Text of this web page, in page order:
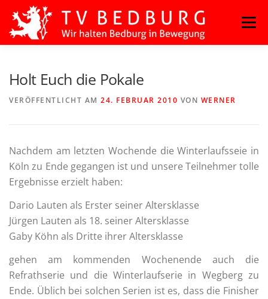
Zum
Inhalt
springen
Menü
LEICHTATHLETIK OUTDOORSPORT
TURNEN VOLLEYBALL
Holt Euch die Pokale
VERÖFFENTLICHT AM 24. FEBRUAR 2010 VON WERNER
Nachdem am letzten Wochende die Winterlaufsseie in
Köln zu Ende gegangen ist und unsere Teilnehmer tolle
Ergebnisse erzielt haben:
Dario Lauten als Erster seiner Altersklasse
Jürgen Lauten als 18. seiner Altersklasse
Gaby Köhn als Dritte ihrer Altersklasse
gehen am kommenden Wochenende auch die
Refrathserie und die Winterlaufserie in Wegberg zu
Ende. Üblich bei solchen Serien ist es, dass die Finisher